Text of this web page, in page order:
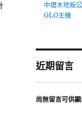
中壢木地板
GLO主機
近期留言
尚無留言可供顯